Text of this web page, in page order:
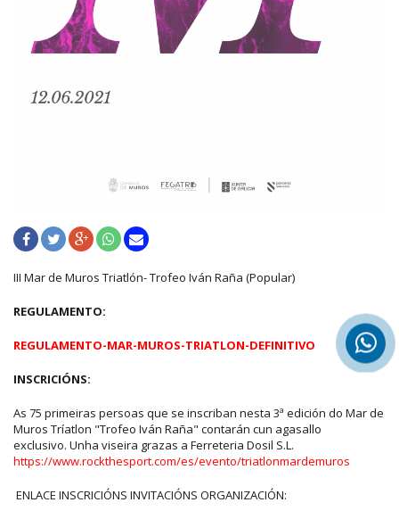
III Mar de Muros Triatlón- Trofeo Iván Raña (Popular)
REGULAMENTO:
REGULAMENTO-MAR-MUROS-TRIATLON-DEFINITIVO
INSCRICIÓNS:
As 75 primeiras persoas que se inscriban nesta 3ª edición do Mar de
Muros Tríatlon "Trofeo Iván Raña" contarán cun agasallo
exclusivo. Unha viseira grazas a Ferreteria Dosil S.L.
https://www.rockthesport.com/es/evento/triatlonmardemuros
ENLACE INSCRICIÓNS INVITACIÓNS ORGANIZACIÓN: